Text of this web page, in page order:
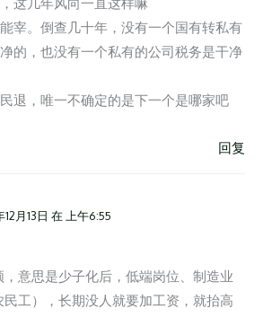
宰。倒查几十年，没有一个国有转私有
的，也没有一个私有的公司税务是干净
退，唯一不确定的是下一个是哪家吧
回复
12月13日 在 上午6:55
意思是少子化后，低端岗位、制造业
工），长期没人就要加工资，就抬高